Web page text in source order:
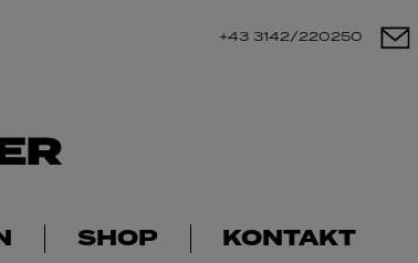
+43 3142/220250
SHOP KONTAKT